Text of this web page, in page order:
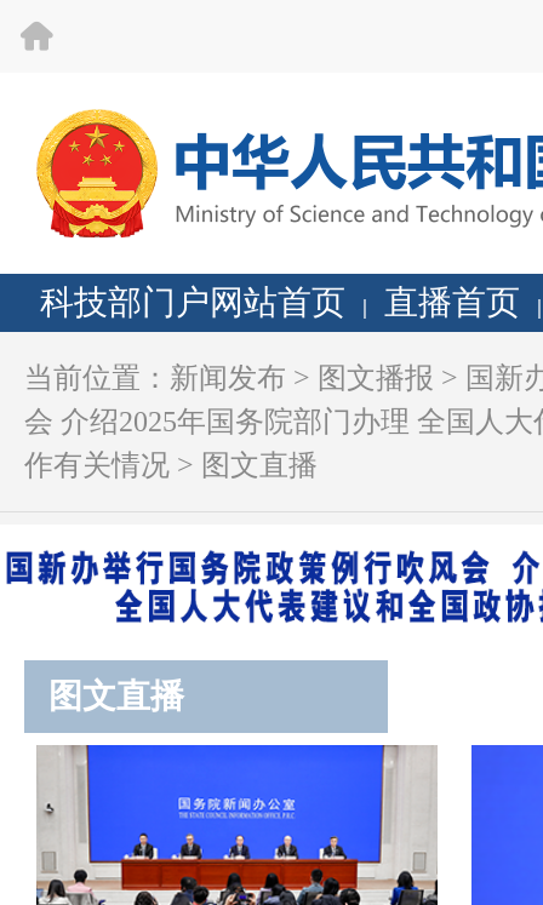
科技部门户网站首页 | 直播首页 |
当前位置： 新闻发布 > 图文播报 > 国新
会 介绍2025年国务院部门办理 全国人
作有关情况 > 图文直播
图文直播